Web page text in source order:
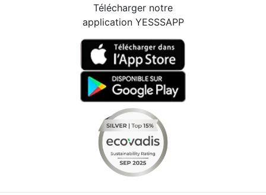
Télécharger notre
application YESSSAPP